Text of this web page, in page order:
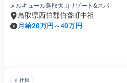
メルキュール鳥取大山リゾート&スパ
鳥取県西伯郡伯耆町中祖
月給26万円～40万円
正社員